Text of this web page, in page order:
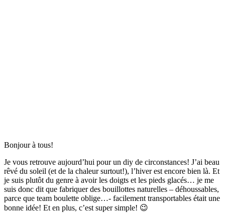
Bonjour à tous!
Je vous retrouve aujourd’hui pour un diy de circonstances! J’ai beau
rêvé du soleil (et de la chaleur surtout!), l’hiver est encore bien là. Et
je suis plutôt du genre à avoir les doigts et les pieds glacés… je me
suis donc dit que fabriquer des bouillottes naturelles – déhoussables,
parce que team boulette oblige…- facilement transportables était une
bonne idée! Et en plus, c’est super simple! 😉